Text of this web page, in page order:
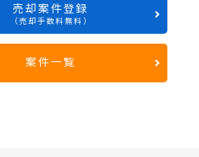
売却案件登録
（売却手数料無料）
案件一覧